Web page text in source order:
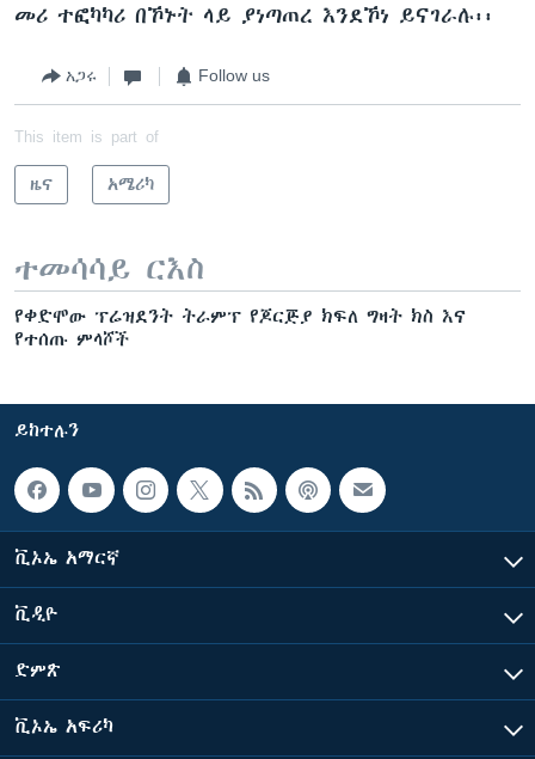
መሪ ተፎካካሪ በኾኑት ላይ ያነጣጠረ እንደኾነ ይናገራሉ፡፡
አጋሩ Follow us
This item is part of
ዜና አሜሪካ
ተመሳሳይ ርእስ
የቀድሞው ፕሬዝደንት ትራምፕ የጆርጅያ ክፍለ ግዛት ክስ እና
የተሰጡ ምላሾች
ይከተሉን
ቪኦኤ አማርኛ
ቪዲዮ
ድምጽ
ቪኦኤ አፍሪካ